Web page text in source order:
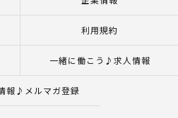
利用規約
一緒に働こう♪求人情報
報♪メルマガ登録